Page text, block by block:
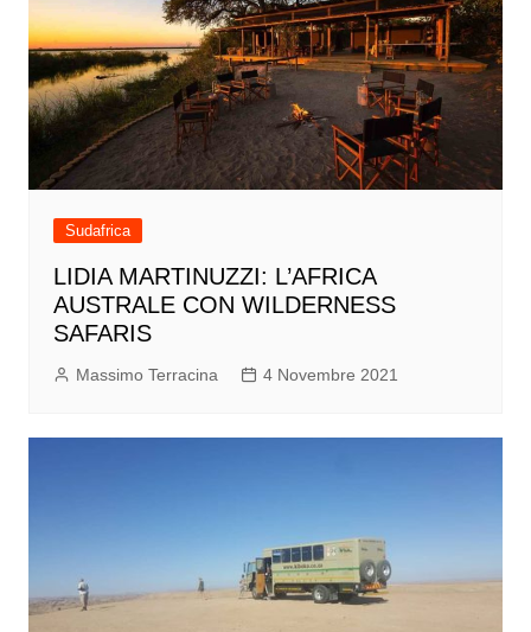
Sudafrica
LIDIA MARTINUZZI: L’AFRICA
AUSTRALE CON WILDERNESS
SAFARIS
Massimo Terracina 4 Novembre 2021